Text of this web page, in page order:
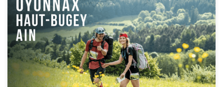
Guigui et Mael étaient engagés sur le parcours D (35 km pour 1500
d+). Une belle 13eme place sur 87 […]